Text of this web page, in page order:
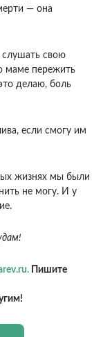
— она
слушать свою
маме пережить
делаю, боль
если смогу им
жизнях мы были
не могу. И у
Пишите